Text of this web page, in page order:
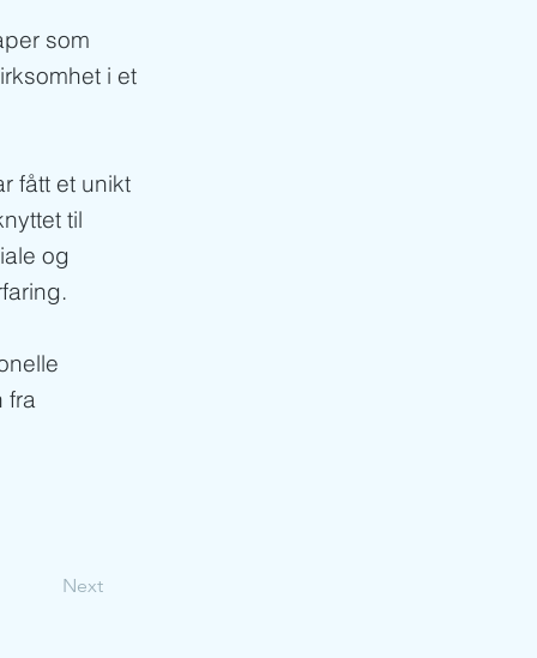
som
i et
fått et unikt
til
og
fra
Next